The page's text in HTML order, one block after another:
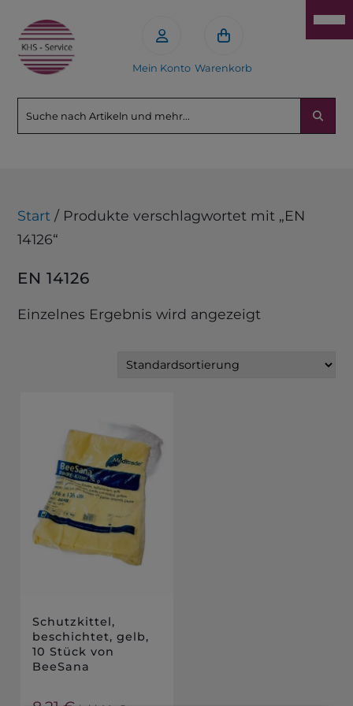
Mein Konto Warenkorb
Start / Produkte verschlagwortet mit „EN
14126“
EN 14126
Einzelnes Ergebnis wird angezeigt
Schutzkittel,
beschichtet, gelb,
10 Stück von
BeeSana